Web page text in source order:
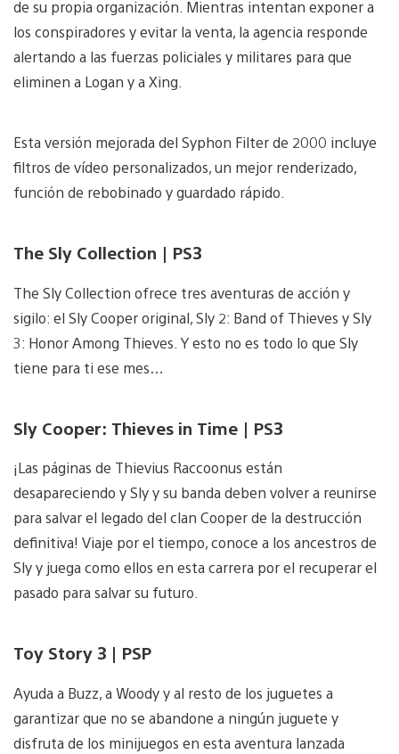
de su propia organización. Mientras intentan exponer a
los conspiradores y evitar la venta, la agencia responde
alertando a las fuerzas policiales y militares para que
eliminen a Logan y a Xing.
Esta versión mejorada del Syphon Filter de 2000 incluye
filtros de vídeo personalizados, un mejor renderizado,
función de rebobinado y guardado rápido.
The Sly Collection | PS3
The Sly Collection ofrece tres aventuras de acción y
sigilo: el Sly Cooper original, Sly 2: Band of Thieves y Sly
3: Honor Among Thieves. Y esto no es todo lo que Sly
tiene para ti ese mes…
Sly Cooper: Thieves in Time | PS3
¡Las páginas de Thievius Raccoonus están
desapareciendo y Sly y su banda deben volver a reunirse
para salvar el legado del clan Cooper de la destrucción
definitiva! Viaje por el tiempo, conoce a los ancestros de
Sly y juega como ellos en esta carrera por el recuperar el
pasado para salvar su futuro.
Toy Story 3 | PSP
Ayuda a Buzz, a Woody y al resto de los juguetes a
garantizar que no se abandone a ningún juguete y
disfruta de los minijuegos en esta aventura lanzada